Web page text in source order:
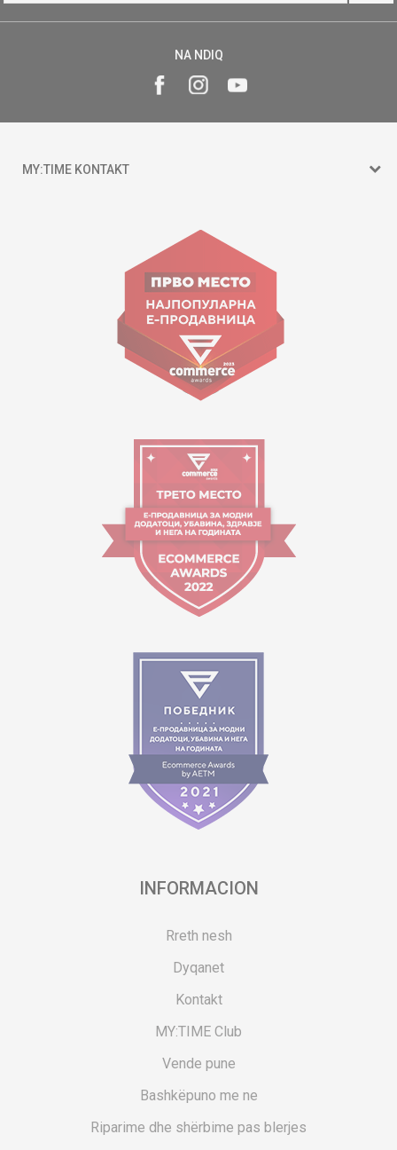
NA NDIQ
MY:TIME KONTAKT
Goce Nikolovski 74 Shkup
contact@mytime.mk
Orari i punës:
09:00 - 17:00
INFORMACION
Rreth nesh
Dyqanet
Kontakt
MY:TIME Club
Vende pune
Bashkëpuno me ne
Riparime dhe shërbime pas blerjes